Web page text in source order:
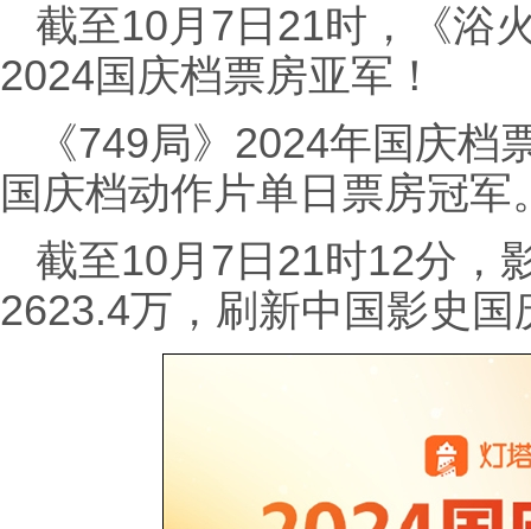
截至10月7日21时，《浴
2024国庆档票房亚军！
《749局》2024年国庆
国庆档动作片单日票房冠军
截至10月7日21时12分，
2623.4万，刷新中国影史